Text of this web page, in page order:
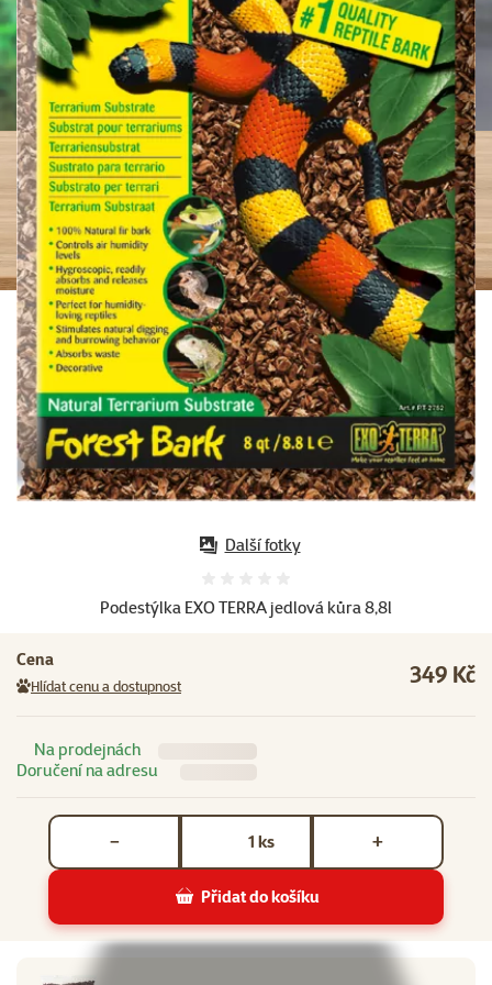
Podestýlka EXO TERRA jedlová kůra 8,8l
Cena
Hlídat cenu a dostupnost 349 Kč
Na prodejnách
Doručení na adresu
ks
− +
Přidat do košíku
Další fotky